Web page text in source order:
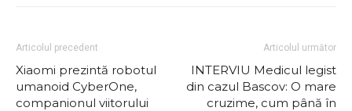
Articolul precedent
Xiaomi prezintă robotul
umanoid CyberOne,
companionul viitorului
Articolul următor
INTERVIU Medicul legist
din cazul Bascov: O mare
cruzime, cum până în